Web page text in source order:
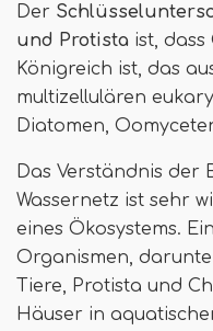
Der
und Protista ist,
Königreich ist, das
multizellulären
Diatomen,
Das Verständnis der
Wassernetz ist sehr
eines Ökosystems.
Organismen,
Tiere, Protista und
Häuser in